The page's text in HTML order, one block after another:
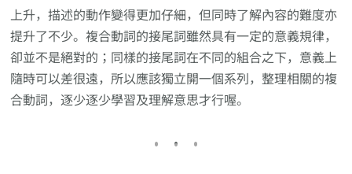
上升，描述的動作變得更加仔細，但同時了解內容的難度亦
提升了不少。複合動詞的接尾詞雖然具有一定的意義規律，
卻並不是絕對的；同樣的接尾詞在不同的組合之下，意義上
隨時可以差很遠，所以應該獨立開一個系列，整理相關的複
合動詞，逐少逐少學習及理解意思才行喔。